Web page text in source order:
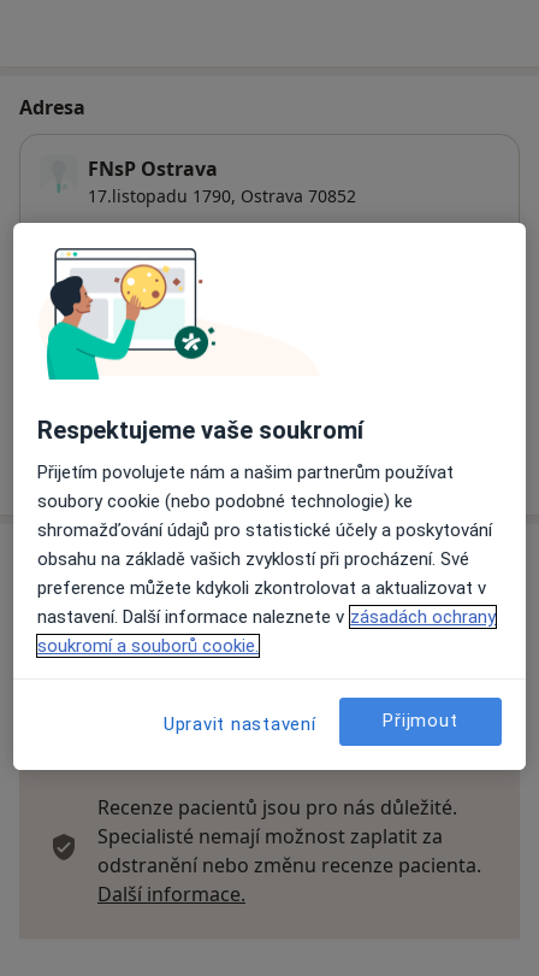
Adresa
FNsP Ostrava
17.listopadu 1790, Ostrava 70852
Dostupnost
Na této adrese online kalendář není aktivní
Co mám v takové situaci udělat?
Víceo adrese
Názory
Přidejte svůj názor
Recenze pacientů jsou pro nás důležité.
Specialisté nemají možnost zaplatit za
odstranění nebo změnu recenze pacienta.
Další informace.
Respektujeme vaše soukromí
Přijetím povolujete nám a našim partnerům používat
soubory cookie (nebo podobné technologie) ke
shromažďování údajů pro statistické účely a poskytování
obsahu na základě vašich zvyklostí při procházení. Své
preference můžete kdykoli zkontrolovat a aktualizovat v
nastavení. Další informace naleznete v zásadách ochrany
soukromí a souborů cookie.
Upravit nastavení Přijmout